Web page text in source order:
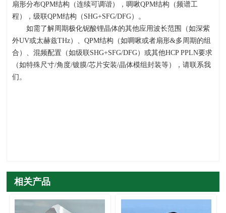
扇形分布QPM结构（连续可调谐），啁啾QPM结构（频谱工
程），级联QPM结构（ SHG+SFG/DFG）。
如需了解周期极化铌酸锂晶体的其他应用波长范围（如深紫
外UV或太赫兹THz）、QPM结构（如啁啾或者扇形&多周期的组
合）、混频配置（如级联SHG+SFG/DFG）或其他HCP PPLN要求
（如特殊尺寸/角度/镀膜/芯片安装/晶体模组封装等），请联系我
们。
相关产品